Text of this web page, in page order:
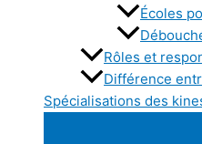
Écoles
Rôles et
Différence
Spécialisations des